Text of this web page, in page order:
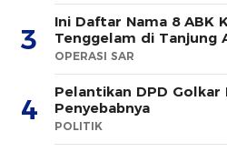
3
Ini Daftar Nama 8 ABK
Tenggelam di Tanjung
OPERASI SAR
4
Pelantikan DPD
Penyebabnya
POLITIK